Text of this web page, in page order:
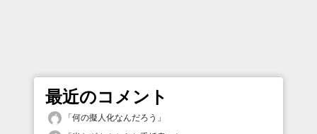
最近のコメント
「何の擬人化なんだろう 」